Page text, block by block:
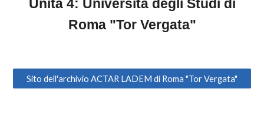
Unità 4: Università degli Studi di
Roma "Tor Vergata"
Sito dell'archivio ACTAR LADEM di Roma "Tor Vergata"